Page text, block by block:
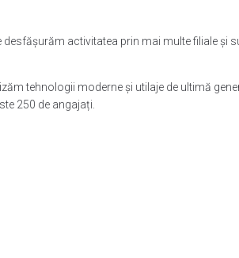
activitatea prin mai multe filiale și
tehnologii moderne și utilaje de ultimă
250 de angajați.